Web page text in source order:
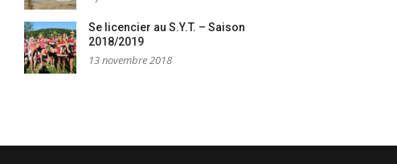
Se licencier au S.Y.T. – Saison
2018/2019
13 novembre 2018